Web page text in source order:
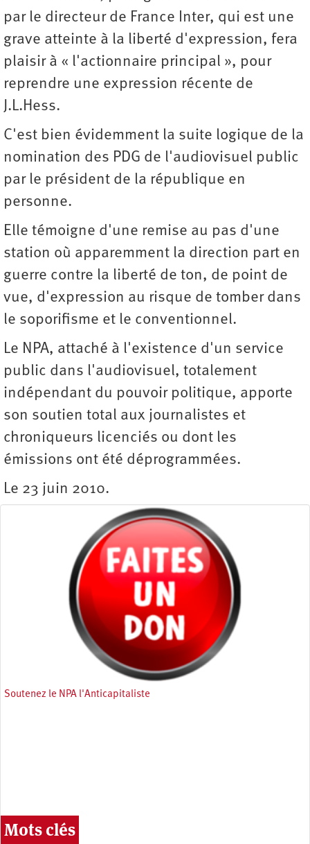
par le directeur de France Inter, qui est une
grave atteinte à la liberté d'expression, fera
plaisir à « l'actionnaire principal », pour
reprendre une expression récente de
J.L.Hess.
C'est bien évidemment la suite logique de la
nomination des PDG de l'audiovisuel public
par le président de la république en
personne.
Elle témoigne d'une remise au pas d'une
station où apparemment la direction part en
guerre contre la liberté de ton, de point de
vue, d'expression au risque de tomber dans
le soporifisme et le conventionnel.
Le NPA, attaché à l'existence d'un service
public dans l'audiovisuel, totalement
indépendant du pouvoir politique, apporte
son soutien total aux journalistes et
chroniqueurs licenciés ou dont les
émissions ont été déprogrammées.
Le 23 juin 2010.
Soutenez le NPA l'Anticapitaliste
Mots clés